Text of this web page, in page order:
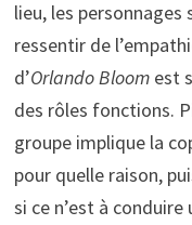
lieu, les
ressentir de
d’Orlando Bloom est
des rôles fonctions.
groupe implique la
pour quelle raison,
si ce n’est à